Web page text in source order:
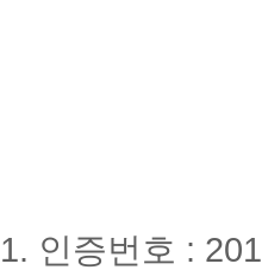
1. 인증번호 :